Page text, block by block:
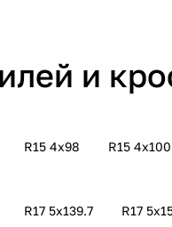
и
R15 4х98 R15 4х100
R17 5х139.7 R17